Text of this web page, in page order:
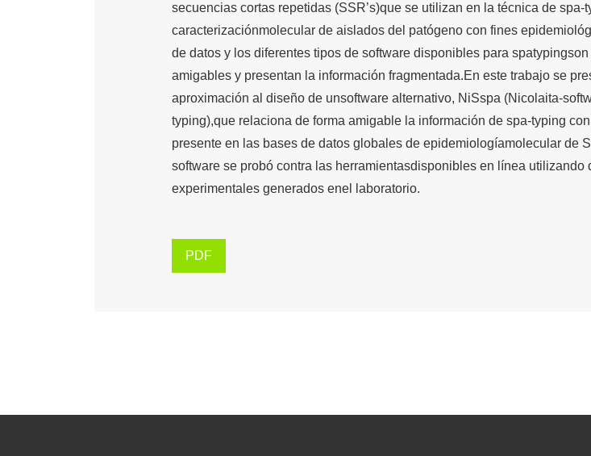
secuencias cortas repetidas (SSR’s)que se utilizan en la técnica de spa-
caracterizaciónmolecular de aislados del patógeno con fines
de datos y los diferentes tipos de software disponibles para
amigables y presentan la información fragmentada.En este trabajo se
aproximación al diseño de unsoftware alternativo, NiSspa (Nicolaita-
typing),que relaciona de forma amigable la información de spa-typing
presente en las bases de datos globales de epidemiologíamolecular de
software se probó contra las herramientasdisponibles en línea utilizando
experimentales generados enel laboratorio.
PDF